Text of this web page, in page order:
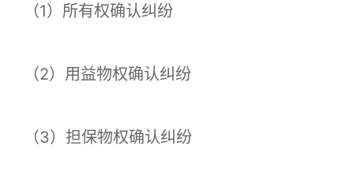
（1）所有权确认纠纷
（2）用益物权确认纠纷
（3）担保物权确认纠纷